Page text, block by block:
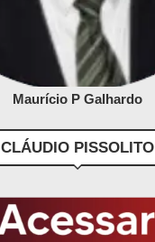
Maurício P Galhardo
CLÁUDIO PISSOLITO